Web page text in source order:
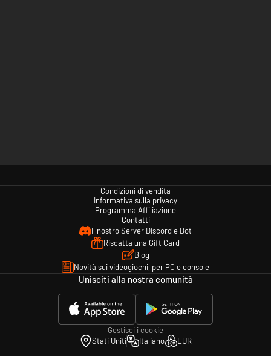
Condizioni di vendita
Informativa sulla privacy
Programma Affiliazione
Contatti
Il nostro Server Discord e Bot
Riscatta una Gift Card
Blog
Novità sui videogiochi, per PC e console
Unisciti alla nostra comunità
Gestisci i cookie
Stati Uniti
Italiano EUR